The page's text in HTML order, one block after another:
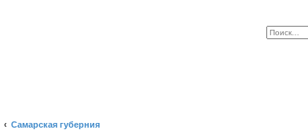
Самарская губерния